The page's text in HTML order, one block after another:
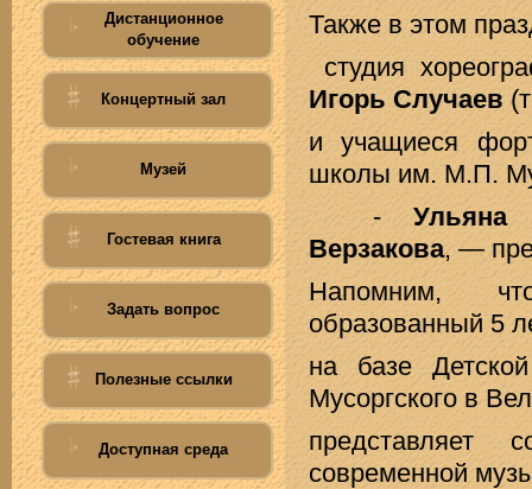
Дистанционное
обучение
Концертный зал
Музей
Гостевая книга
Задать вопрос
Полезные ссылки
Доступная среда
Также в этом
студия
Игорь Случаев
и учащиеся
школы им. М.П.
-Ульяна
Верзакова, —
Напомним,
образованный 5
на базе
Мусоргского в
представляет
современной